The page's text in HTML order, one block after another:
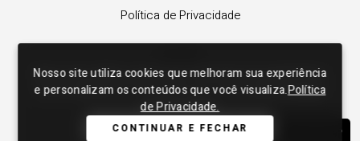
WHATSAPP
Nosso site utiliza cookies que melhoram sua experiência
e personalizam os conteúdos que você visualiza.Política
de Privacidade.
CONTINUAR E FECHAR
Nosso site utiliza cookies que melhoram sua experiência
e personalizam os conteúdos que você visualiza.Política
de Privacidade.
CONTINUAR E FECHAR
Política de Privacidade
A Lança Perfume
Revender a Marca
Trabalhe Conosco